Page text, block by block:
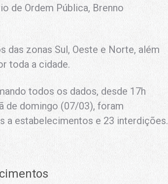
de Ordem Pública, Brenno
das zonas Sul, Oeste e Norte, além
toda a cidade.
todos os dados, desde 17h
de domingo (07/03), foram
a estabelecimentos e 23 interdições.